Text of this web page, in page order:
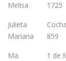
Melisa
1725
Julieta
Mariana
859
Ma.
1 de